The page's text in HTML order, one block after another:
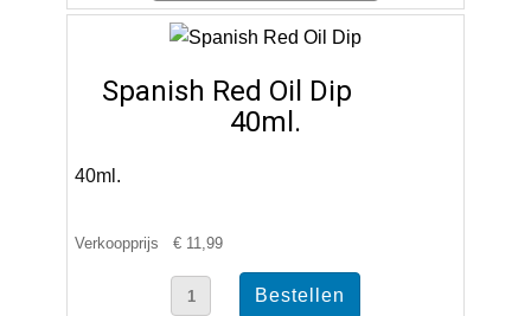
Spanish Red Oil Dip
40ml.
40ml.
Verkoopprijs € 11,99